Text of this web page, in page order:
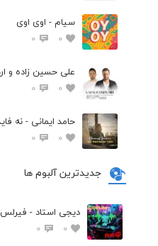
سیام - اوی اوی
0
0
علی حسین زاده و
0
0
حامد ایمانی - نه
0
0
جدیدترین آلبوم ها
دیجی استاد - فیرلس
0
0